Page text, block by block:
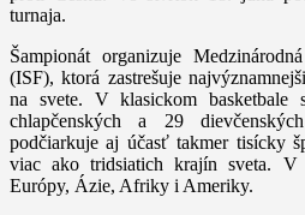
turnaja.
Šampionát organizuje
(ISF), ktorá zastrešuje
na svete. V klasickom basketbale
chlapčenských a 29
podčiarkuje aj účasť takmer tisícky
viac ako tridsiatich krajín sveta.
Európy, Ázie, Afriky i Ameriky.